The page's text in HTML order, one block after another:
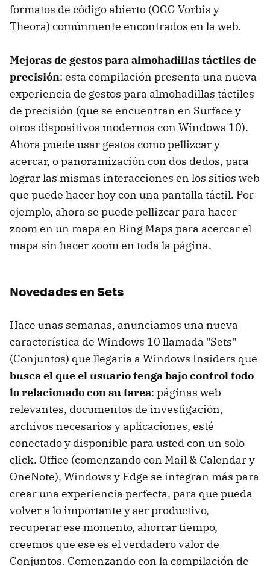
formatos de código abierto (OGG Vorbis y
Theora) comúnmente encontrados en la web.
Mejoras de gestos para almohadillas táctiles de
precisión: esta compilación presenta una nueva
experiencia de gestos para almohadillas táctiles
de precisión (que se encuentran en Surface y
otros dispositivos modernos con Windows 10).
Ahora puede usar gestos como pellizcar y
acercar, o panoramización con dos dedos, para
lograr las mismas interacciones en los sitios web
que puede hacer hoy con una pantalla táctil. Por
ejemplo, ahora se puede pellizcar para hacer
zoom en un mapa en Bing Maps para acercar el
mapa sin hacer zoom en toda la página.
Novedades en Sets
Hace unas semanas, anunciamos una nueva
característica de Windows 10 llamada "Sets"
(Conjuntos) que llegaría a Windows Insiders que
busca el que el usuario tenga bajo control todo
lo relacionado con su tarea: páginas web
relevantes, documentos de investigación,
archivos necesarios y aplicaciones, esté
conectado y disponible para usted con un solo
click. Office (comenzando con Mail & Calendar y
OneNote), Windows y Edge se integran más para
crear una experiencia perfecta, para que pueda
volver a lo importante y ser productivo,
recuperar ese momento, ahorrar tiempo,
creemos que ese es el verdadero valor de
Conjuntos. Comenzando con la compilación de